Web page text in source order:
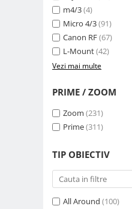
Protectie patina apa, ploaie
Bounce-uri, Softbox-uri
Ring-Flash Adaptor
Huse protectie blitz extern
Huse protectie filtre gel
Accesorii Aparate Digitale
Cititoare carduri
Huse protectie card memorie
m4/3(4)
Micro 4/3(91)
Canon RF(67)
L-Mount(42)
Vezi mai multe
PRIME / ZOOM
Zoom (231)
Prime(311)
TIP OBIECTIV
All Around (100)